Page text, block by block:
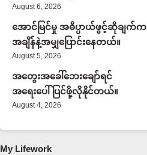
August 6, 2026
အောင်မြင်မှု အဓိပ္ပာယ်ဖွင့်ဆိုချက်က
အချိန်နဲ့အမျှပြောင်းနေတယ်။
August 5, 2026
အတွေးအခေါ်ဘေးချော်ရင်
အရေးပေါ်ပြင်ဖို့လိုနိုင်တယ်။
August 4, 2026
My Lifework